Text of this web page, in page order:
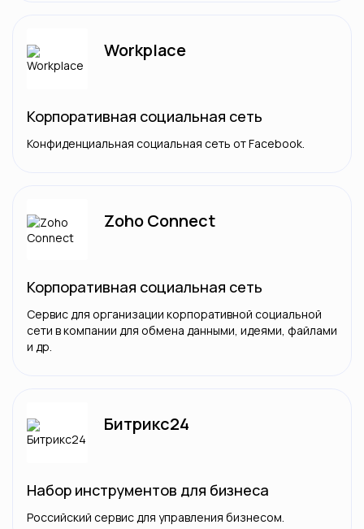
Workplace
Корпоративная социальная сеть
Конфиденциальная социальная сеть от Facebook.
Zoho Connect
Корпоративная социальная сеть
Сервис для организации корпоративной социальной
сети в компании для обмена данными, идеями, файлами
и др.
Битрикс24
Набор инструментов для бизнеса
Российский сервис для управления бизнесом.